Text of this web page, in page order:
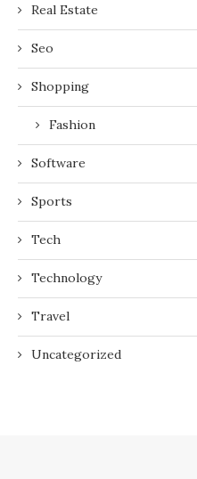
Real Estate
Seo
Shopping
Fashion
Software
Sports
Tech
Technology
Travel
Uncategorized